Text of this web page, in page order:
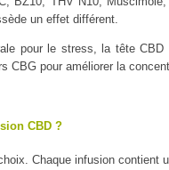
un effet différent.
pour le stress, la tête
CBG pour améliorer la
CBD ?
Chaque infusion